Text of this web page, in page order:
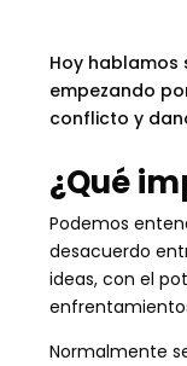
Hoy
empezando
conflicto y
¿Qué
Podemos
desacuerdo
ideas, con el
Normalmente